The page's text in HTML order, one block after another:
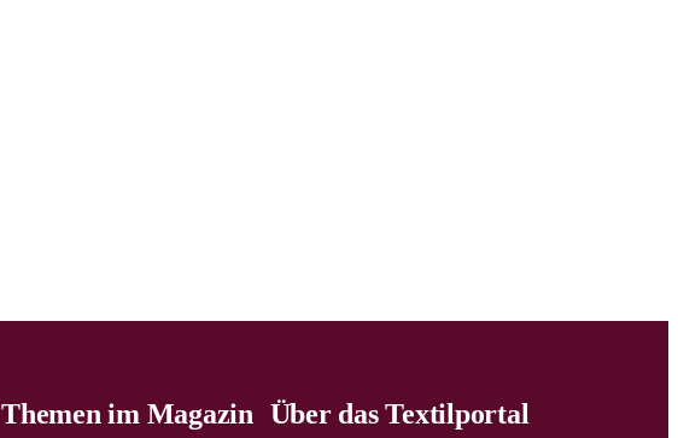
Themen im Magazin Über das Textilportal